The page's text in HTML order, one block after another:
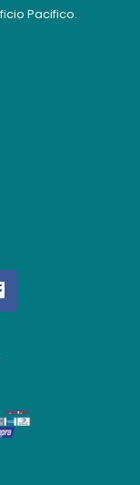
Pacifico.